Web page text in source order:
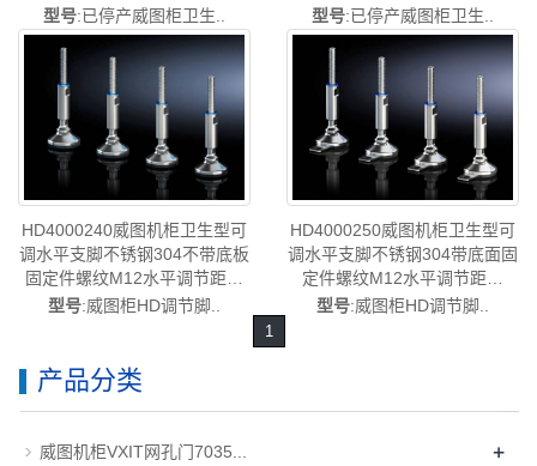
柜水平调节距离120mm-
175mm-已停产-rittal威图空调
维修威图电柜威图母线威图风
扇威图PDU威图售后
HD4000.200
型号:已停产威图柜卫生..
水平调节距离120mm-175mm-
已停产-rittal威图空调维修威图
电柜威图母线威图风扇威图
PDU威图售后HD4000.210
型号:已停产威图柜卫生..
HD4000240威图机柜卫生型可
调水平支脚不锈钢304不带底板
固定件螺纹M12水平调节距离
120mm-175mm-德国威图制
图售后HD4000.240
型号:威图柜HD调节脚..
HD4000250威图机柜卫生型可
调水平支脚不锈钢304带底面固
定件螺纹M12水平调节距离
120mm-175mm-德国威图制
型号:威图柜HD调节脚..
1
产品分类
威图机柜VXIT网孔门7035... +